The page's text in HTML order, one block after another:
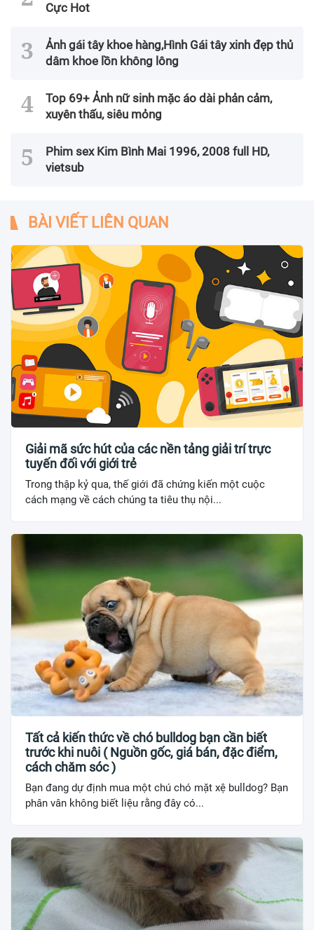
Cực Hot
Ảnh gái tây khoe hàng,Hình Gái tây xinh đẹp thủ
dâm khoe lồn không lông
Top 69+ Ảnh nữ sinh mặc áo dài phản cảm,
xuyên thấu, siêu mỏng
Phim sex Kim Bình Mai 1996, 2008 full HD,
vietsub
BÀI VIẾT LIÊN QUAN
Giải mã sức hút của các nền tảng giải trí trực
tuyến đối với giới trẻ
Trong thập kỷ qua, thế giới đã chứng kiến một cuộc
cách mạng về cách chúng ta tiêu thụ nội...
Tất cả kiến thức về chó bulldog bạn cần biết
trước khi nuôi ( Nguồn gốc, giá bán, đặc điểm,
cách chăm sóc )
Bạn đang dự định mua một chú chó mặt xệ bulldog? Bạn
phân vân không biết liệu rằng đây có...